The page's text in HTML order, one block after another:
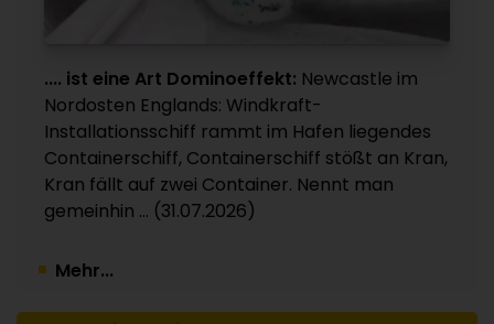
Verkauf auch der Sparte
Partners / 15 Werke betroffen
.... ist eine Art Dominoeffekt: Newcastle im
Nordosten Englands: Windkraft-
Installationsschiff rammt im Hafen liegendes
Containerschiff, Containerschiff stößt an Kran,
Kran fällt auf zwei Container. Nennt man
gemeinhin ... (31.07.2026)
Mehr...